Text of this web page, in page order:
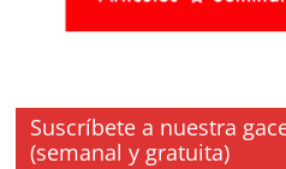
Suscríbete a nuestra
(semanal y gratuita)